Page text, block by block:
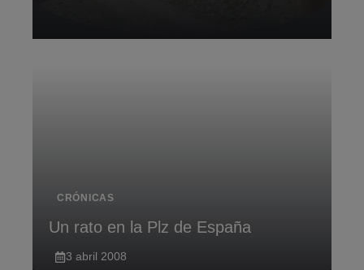
CRÓNICAS
Un rato en la Plz de España
3 abril 2008